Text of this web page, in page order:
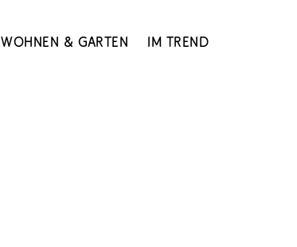
Wohnen & Garten Im Trend